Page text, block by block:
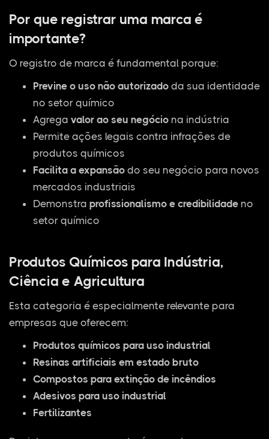
Por que registrar uma marca é
importante?
O registro de marca é fundamental porque:
Previne o uso não autorizado da sua identidade
no setor químico
Agrega valor ao seu negócio na indústria
Permite ações legais contra infrações de
produtos químicos
Facilita a expansão do seu negócio para novos
mercados industriais
Demonstra profissionalismo e credibilidade no
setor químico
Produtos Químicos para Indústria,
Ciência e Agricultura
Esta categoria é especialmente relevante para
empresas que oferecem:
Produtos químicos para uso industrial
Resinas artificiais em estado bruto
Compostos para extinção de incêndios
Adesivos para uso industrial
Fertilizantes